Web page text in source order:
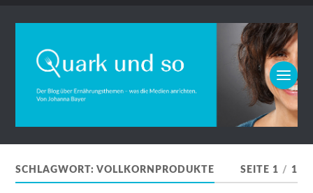
SCHLAGWORT:VOLLKORNPRODUKTE SEITE 1 / 1